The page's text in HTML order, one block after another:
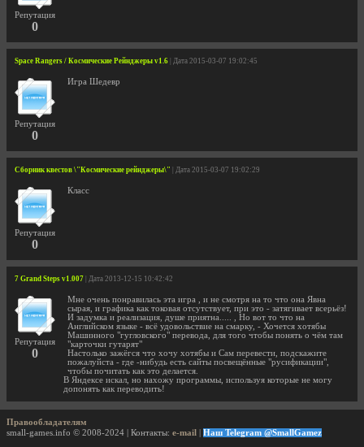
Репутация
0
Space Rangers / Космические Рейнджеры v1.6 | Дата 2015-03-07 19:02:45
Репутация
0
Игра Шедевр
Сборник квестов \"Космические рейнджеры\" | Дата 2015-03-07 19:02:29
Репутация
0
Класс
7 Grand Steps v1.007 | Дата 2013-12-15 10:42:42
Репутация
0
Мне очень понравилась эта игра , и не смотря на то что она Явна
сырая, и графика как токовая отсутствует, при это - затягивает всерьёз!
И задумка и реализация, душе приятна..... , Но вот то что на
Английском языке - всё удовольствие на смарку, - Хочется хотябы
Машинного "гугловского" перевода, для того чтобы понять о чём там
"карточки гутарят"
Настолько зажёгся что хочу хотябы и Сам перевести, подскажите
пожалуйста - где -нибудь есть сайты посвещённые "русификации",
чтобы почитать как это делается.
В Яндексе искал, но нахожу программы, используя которые не могу
допонять как переводить!
Правообладателям
small-games.info © 2008-2024 | Контакты: e-mail Наш Telegram @SmallGamez